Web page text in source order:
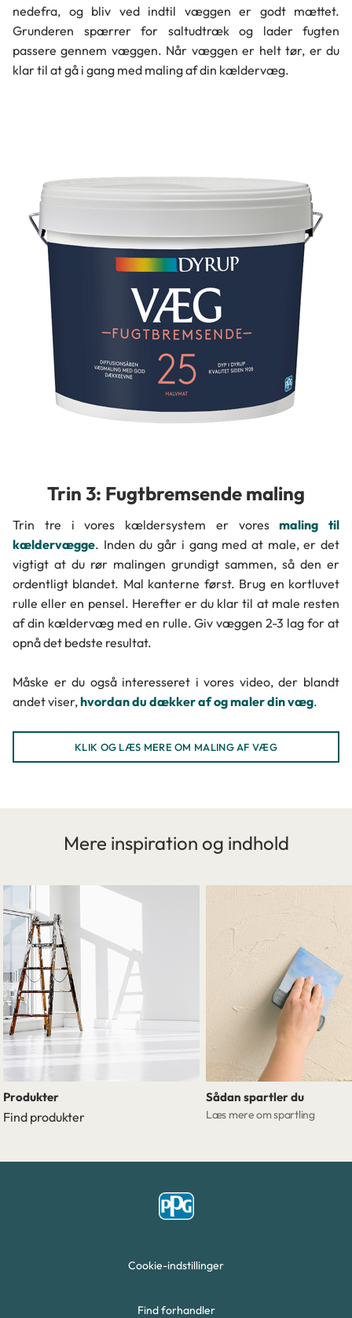
nedefra, og bliv ved indtil væggen er godt mættet.
Grunderen spærrer for saltudtræk og lader fugten
passere gennem væggen. Når væggen er helt tør, er du
klar til at gå i gang med maling af din kældervæg.
Trin 3: Fugtbremsende maling
Trin tre i vores kældersystem er voresmaling til
kældervægge. Inden du går i gang med at male, er det
vigtigt at du rør malingen grundigt sammen, så den er
ordentligt blandet. Mal kanterne først. Brug en kortluvet
rulle eller en pensel. Herefter er du klar til at male resten
af din kældervæg med en rulle. Giv væggen 2-3 lag for at
opnå det bedste resultat.
Måske er du også interesseret i vores video, der blandt
andet viser,hvordan du dækker af og maler din væg.
KLIK OG LÆS MERE OM MALING AF VÆG
Mere inspiration og indhold
Produkter
Find produkter
Sådan spartler du
Læs mere om spartling
Cookie-indstillinger
Find forhandler